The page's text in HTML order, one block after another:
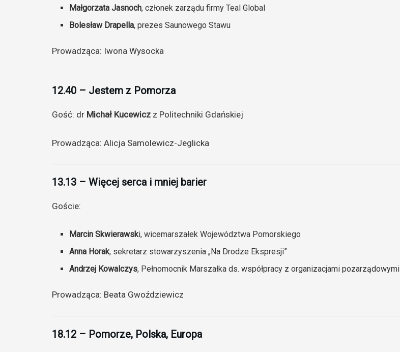
Małgorzata Jasnoch, członek zarządu firmy Teal Global
Bolesław Drapella, prezes Saunowego Stawu
Prowadząca: Iwona Wysocka
12.40 – Jestem z Pomorza
Gość: dr Michał Kucewicz z Politechniki Gdańskiej
Prowadząca: Alicja Samolewicz-Jeglicka
13.13 – Więcej serca i mniej barier
Goście:
Marcin Skwierawski, wicemarszałek Województwa Pomorskiego
Anna Horak, sekretarz stowarzyszenia „Na Drodze Ekspresji”
Andrzej Kowalczys, Pełnomocnik Marszałka ds. współpracy z organizacjami pozarządowymi
Prowadząca: Beata Gwoździewicz
18.12 – Pomorze, Polska, Europa